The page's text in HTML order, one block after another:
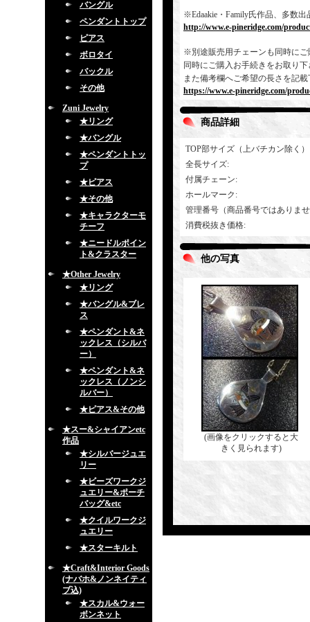
バングル
ペンダントトップ
ピアス
ボロタイ
バックル
その他
Zuni Jewelry
★リング
★バングル
★ペンダントトッ
プ
★ピアス
★その他
★キャラクターモ
チーフ
★ニードルポイン
ト&クラスター
★Other Jewelry
★リング
★バングル&ブレ
ス
★ペンダント&ネ
ックレス（シルバ
ー）
★ペンダント&ネ
ックレス（ノンシ
ルバー）
★ピアス&その他
★スー&シャイアンetc
作品
★シルバージュエ
リー
★ビーズワークジ
ュエリー&ポーチ
バッグ&etc
★クイルワークジ
ュエリー
★スターキルト
★Craft&Interior Goods
(ナバホ&ノンネイティ
ブ込)
★スカル&ウォー
ボンネット
※Edaakie・Family氏作品、多数
http://www.e-pineridge.com/
※別途販売用チェーンも同時に
同時にご購入お手続きをお取り
また備考欄へご希望の長さを記
https://www.e-pineridge.com/
商品詳細
TOP部サイズ（上バチカン除く）
全長サイズ:
付属チェーン:
ホールマーク :
管理番号（商品番号ではありま
消費税抜き価格:
他の写真
(画像をクリックすると大
きく見られます)